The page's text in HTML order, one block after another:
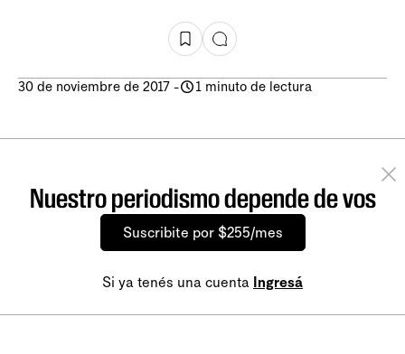
30 de noviembre de 2017 - 1 minuto de lectura
Nuestro periodismo depende de vos
Suscribite por $255/mes
Si ya tenés una cuenta Ingresá